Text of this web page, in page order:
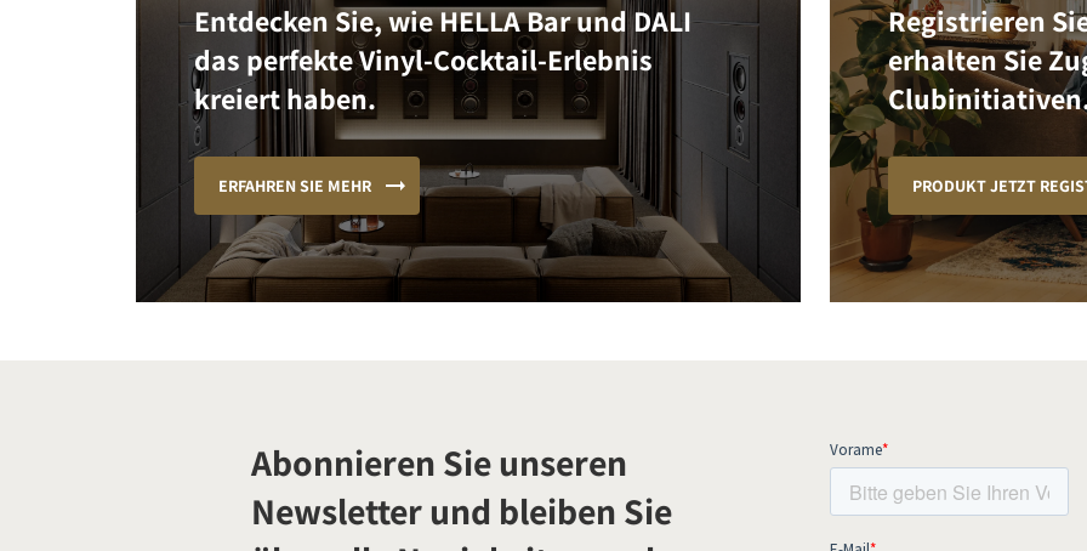
Entdecken Sie, wie HELLA Bar und DALI
das perfekte Vinyl-Cocktail-Erlebnis
kreiert haben.
ERFAHREN SIE MEHR
Registrieren
erhalten Sie
PRODUKT JETZT
Abonnieren Sie unseren
Newsletter und bleiben Sie